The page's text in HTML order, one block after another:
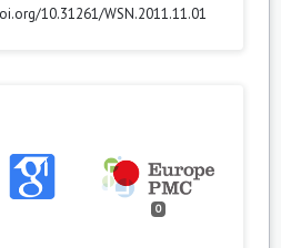
10.31261/WSN.2011.11.01
0